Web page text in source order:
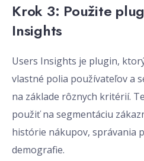
Krok 3: Použite
Insights
Users Insights je plugin,
vlastné polia používateľov a
na základe rôznych kritérií.
použiť na segmentáciu
histórie nákupov, správania
demografie.